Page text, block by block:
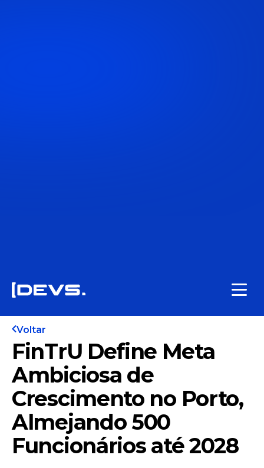
Voltar
FinTrU Define Meta
Ambiciosa de
Crescimento no Porto,
Almejando 500
Funcionários até 2028